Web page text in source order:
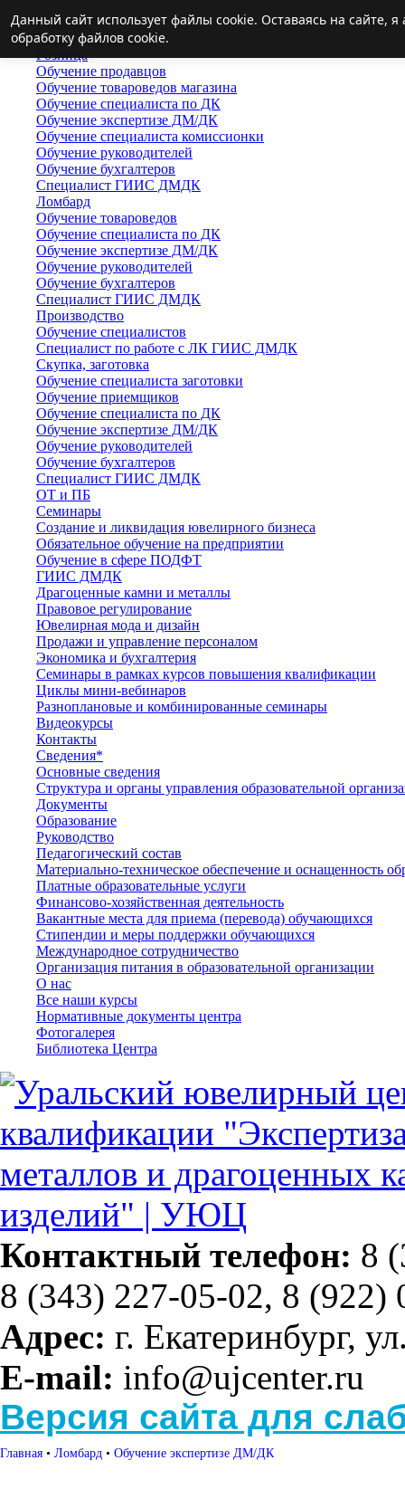
Главная
Переподготовка
Розница
Обучение продавцов
Обучение товароведов магазина
Обучение специалиста по ДК
Обучение экспертизе ДМ/ДК
Обучение специалиста комиссионки
Обучение руководителей
Обучение бухгалтеров
Специалист ГИИС ДМДК
Ломбард
Обучение товароведов
Обучение специалиста по ДК
Обучение экспертизе ДМ/ДК
Обучение руководителей
Обучение бухгалтеров
Специалист ГИИС ДМДК
Производство
Обучение специалистов
Специалист по работе с ЛК ГИИС ДМДК
Скупка, заготовка
Обучение специалиста заготовки
Обучение приемщиков
Обучение специалиста по ДК
Обучение экспертизе ДМ/ДК
Обучение руководителей
Обучение бухгалтеров
Специалист ГИИС ДМДК
ОТ и ПБ
Семинары
Создание и ликвидация ювелирного бизнеса
Обязательное обучение на предприятии
Обучение в сфере ПОДФТ
ГИИС ДМДК
Драгоценные камни и металлы
Правовое регулирование
Ювелирная мода и дизайн
Продажи и управление персоналом
Экономика и бухгалтерия
Семинары в рамках курсов повышения квалификации
Циклы мини-вебинаров
Разноплановые и комбинированные семинары
Видеокурсы
Контакты
Сведения*
Основные сведения
Структура и органы управления образовательной
Документы
Образование
Руководство
Педагогический состав
Материально-техническое обеспечение и оснащенность
Платные образовательные услуги
Финансово-хозяйственная деятельность
Вакантные места для приема (перевода) обучающихся
Стипендии и меры поддержки обучающихся
Международное сотрудничество
Организация питания в образовательной организации
О нас
Все наши курсы
Нормативные документы центра
Фотогалерея
Библиотека Центра
Контактный телефон: 8
8 (343) 227-05-02, 8 (922)
Адрес: г. Екатеринбург,
E-mail: info@ujcenter.ru
Версия сайта для
Главная • Ломбард • Обучение экспертизе ДМ/ДК
Данный сайт использует файлы cookie. Оставаясь на сайте,
обработку файлов cookie.